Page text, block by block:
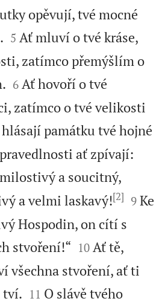
opěvují, tvé mocné


5 Ať mluví o tvé kráse,
zatímco přemýšlím o


6 Ať hovoří o tvé
zatímco o tvé velikosti
památku tvé hojné
ať zpívají:
a soucitný,
a velmi laskavý![2] 

9 Ke
Hospodin, on cítí s
stvoření!“ 

10 Ať tě,
všechna stvoření, ať ti
tví. 

11 O slávě tvého